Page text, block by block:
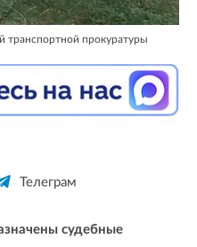
транспортной прокуратуры
Телеграм
судебные